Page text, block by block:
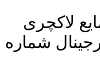
لاکچری
شماره